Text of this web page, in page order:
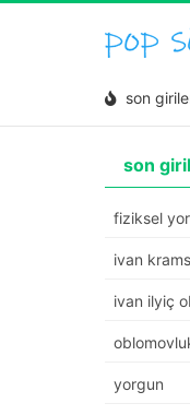
son
son
fiziksel
ivan
ivan ilyiç
yorgun